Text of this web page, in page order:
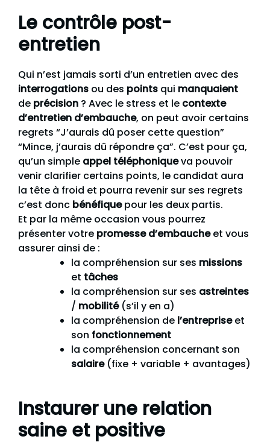
Le contrôle post-
entretien
Qui n’est jamais sorti d’un entretien avec des
interrogations ou des points qui manquaient
de précision ? Avec le stress et le contexte
d’entretien d’embauche, on peut avoir certains
regrets “J’aurais dû poser cette question”
“Mince, j’aurais dû répondre ça”. C’est pour ça,
qu’un simple appel téléphoniqueva pouvoir
venir clarifier certains points, le candidat aura
la tête à froid et pourra revenir sur ses regrets
c’est donc bénéfiquepour les deux partis.
Et par la même occasion vous pourrez
présenter votre promesse d’embaucheet vous
assurer ainsi de :
la compréhension sur ses missions
et tâches
la compréhension sur ses astreintes
/ mobilité (s’il y en a)
la compréhension de l’entrepriseet
son fonctionnement
la compréhension concernant son
salaire (fixe + variable + avantages)
Instaurer une relation
saine et positive